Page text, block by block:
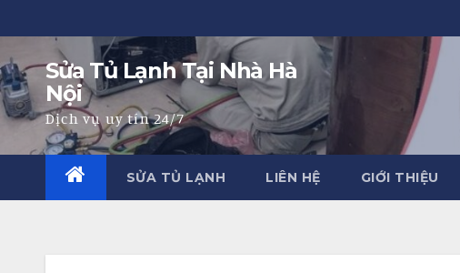
to
contentSửa Tủ Lạnh Tại Nhà Hà
Nội
Dịch vụ uy tín 24/7
SỬA TỦ LẠNH LIÊN HỆ GIỚI THIỆU